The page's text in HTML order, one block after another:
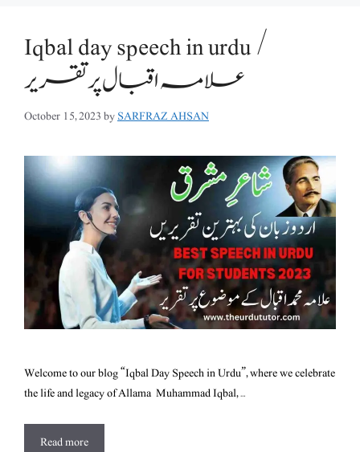
Iqbal day speech in urdu /
علامہ اقبال پر تقریر
October 15, 2023bySARFRAZ AHSAN
Welcome to our blog “Iqbal Day Speech in Urdu”, where we celebrate
the life and legacy of Allama Muhammad Iqbal, …
Read more